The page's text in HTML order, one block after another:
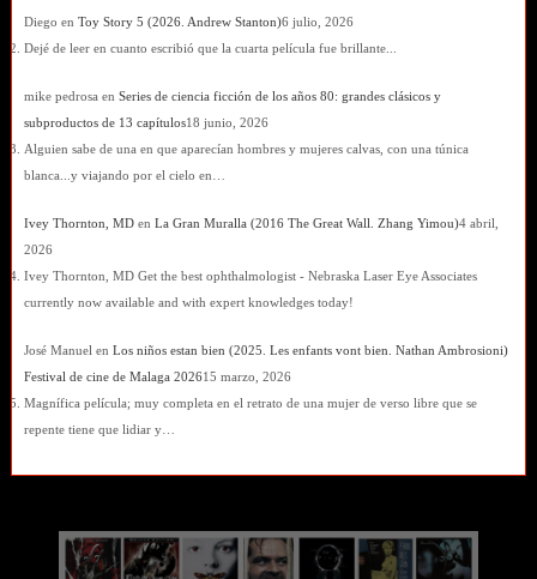
Diego en Toy Story 5 (2026. Andrew Stanton)6 julio, 2026
Dejé de leer en cuanto escribió que la cuarta película fue brillante...
mike pedrosa en Series de ciencia ficción de los años 80: grandes clásicos y
subproductos de 13 capítulos18 junio, 2026
Alguien sabe de una en que aparecían hombres y mujeres calvas, con una túnica
blanca...y viajando por el cielo en…
Ivey Thornton, MDen La Gran Muralla (2016 The Great Wall. Zhang Yimou)4 abril,
2026
Ivey Thornton, MD Get the best ophthalmologist - Nebraska Laser Eye Associates
currently now available and with expert knowledges today!
José Manuel en Los niños estan bien (2025. Les enfants vont bien. Nathan Ambrosioni)
Festival de cine de Malaga 202615 marzo, 2026
Magnífica película; muy completa en el retrato de una mujer de verso libre que se
repente tiene que lidiar y…